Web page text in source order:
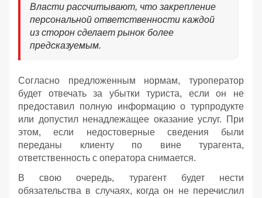
Власти рассчитывают, что закрепление
персональной ответственности каждой
из сторон сделает рынок более
предсказуемым.
Согласно предложенным нормам, туроператор
будет отвечать за убытки туриста, если он не
предоставил полную информацию о турпродукте
или допустил ненадлежащее оказание услуг. При
этом, если недостоверные сведения были
переданы клиенту по вине турагента,
ответственность с оператора снимается.
В свою очередь, турагент будет нести
обязательства в случаях, когда он не перечислил